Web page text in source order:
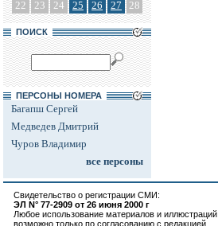
22
23 24 25 26 27 28
ПОИСК
ПЕРСОНЫ НОМЕРА
Багапш Сергей
Медведев Дмитрий
Чуров Владимир
все персоны
Свидетельство о регистрации СМИ:
ЭЛ N° 77-2909 от 26 июня 2000 г
Любое использование материалов и иллюстраций
возможно только по согласованию с редакцией